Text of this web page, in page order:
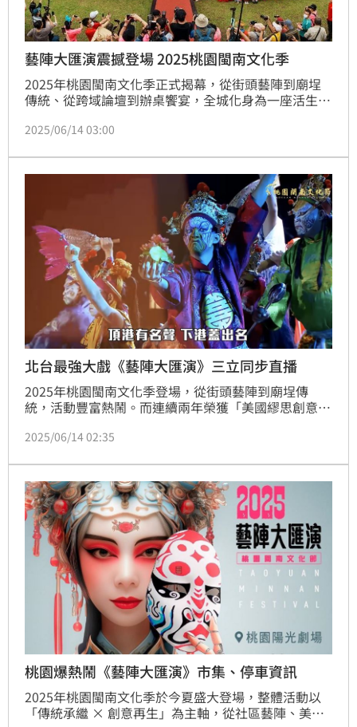
藝陣大匯演震撼登場 2025桃園閩南文化季
2025年桃園閩南文化季正式揭幕，從街頭藝陣到廟埕
傳統、從跨域論壇到辦桌饗宴，全城化身為一座活生生
（14）日在桃園陽光劇場隆重登場，活動將持續至6月
最高潮。
2025/06/14 03:00
北台最強大戲《藝陣大匯演》三立同步直播
2025年桃園閩南文化季登場，從街頭藝陣到廟埕傳
統，活動豐富熱鬧。而連續兩年榮獲「美國繆思創意大
大匯演》，今年再度以嶄新編導與跨界製作震撼回歸，
場盛大演出。
2025/06/14 02:35
桃園爆熱鬧《藝陣大匯演》市集、停車資訊
2025年桃園閩南文化季於今夏盛大登場，整體活動以
「傳統承繼 × 創意再生」為主軸，從社區藝陣、美食